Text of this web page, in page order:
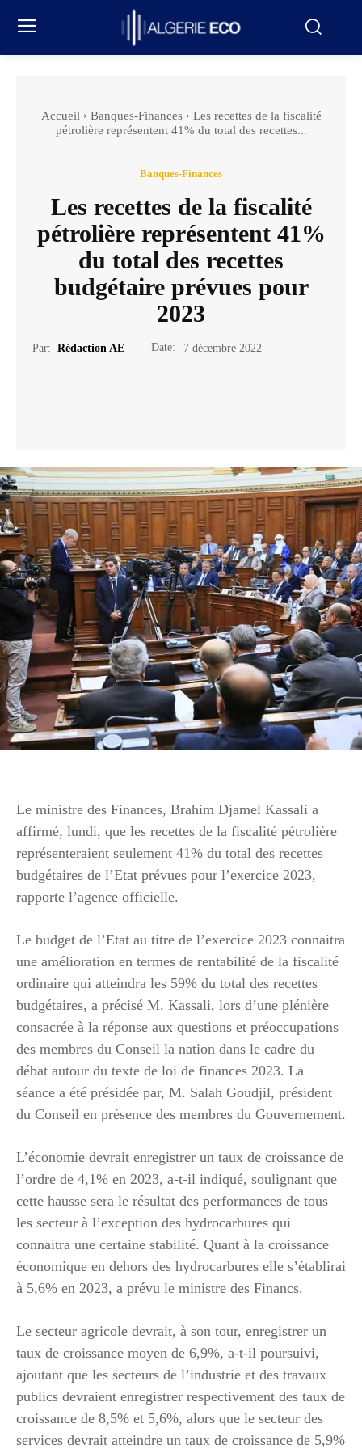
Accueil Banques-Finances
Les recettes de la fiscalité
pétrolière représentent 41% du total des recettes...
Banques-Finances
Les recettes de la fiscalité
pétrolière représentent 41%
du total des recettes
budgétaire prévues pour
2023
Par: Rédaction AE Date: 7 décembre 2022
Le ministre des Finances, Brahim Djamel Kassali a
affirmé, lundi, que les recettes de la fiscalité pétrolière
représenteraient seulement 41% du total des recettes
budgétaires de l’Etat prévues pour l’exercice 2023,
rapporte l’agence officielle.
Le budget de l’Etat au titre de l’exercice 2023 connaitra
une amélioration en termes de rentabilité de la fiscalité
ordinaire qui atteindra les 59% du total des recettes
budgétaires, a précisé M. Kassali, lors d’une plénière
consacrée à la réponse aux questions et préoccupations
des membres du Conseil la nation dans le cadre du
débat autour du texte de loi de finances 2023. La
séance a été présidée par, M. Salah Goudjil, président
du Conseil en présence des membres du Gouvernement.
L’économie devrait enregistrer un taux de croissance de
l’ordre de 4,1% en 2023, a-t-il indiqué, soulignant que
cette hausse sera le résultat des performances de tous
les secteur à l’exception des hydrocarbures qui
connaitra une certaine stabilité. Quant à la croissance
économique en dehors des hydrocarbures elle s’établirai
à 5,6% en 2023, a prévu le ministre des Financs.
Le secteur agricole devrait, à son tour, enregistrer un
taux de croissance moyen de 6,9%, a-t-il poursuivi,
ajoutant que les secteurs de l’industrie et des travaux
publics devraient enregistrer respectivement des taux de
croissance de 8,5% et 5,6%, alors que le secteur des
services devrait atteindre un taux de croissance de 5,9%